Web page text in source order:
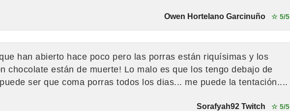
Owen Hortelano Garcinuño ☆ 5/5
han abierto hace poco pero las porras están riquísimas y los
chocolate están de muerte! Lo malo es que los tengo debajo de
ser que coma porras todos los dias... me puede la tentación....
Sorafyah92 Twitch ☆ 5/5